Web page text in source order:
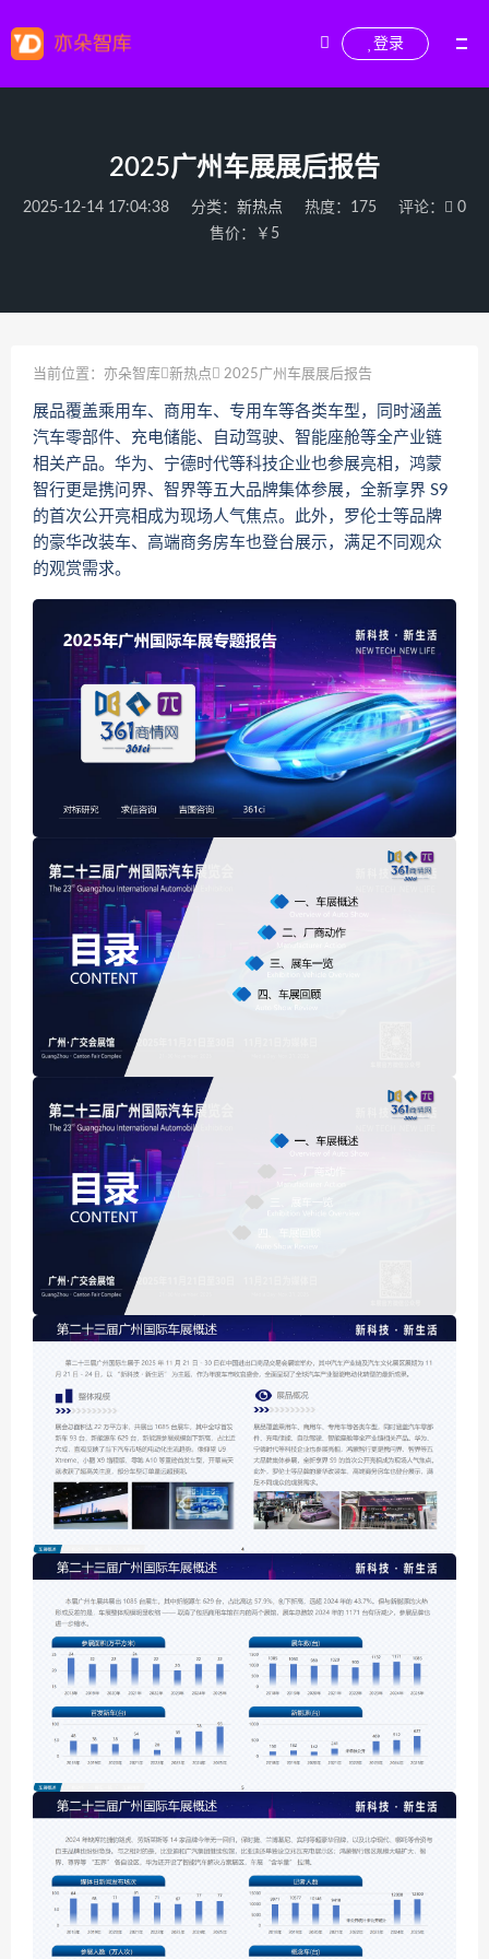
登录
2025广州车展展后报告
2025-12-14 17:04:38 分类： 新热点 热度：175 评论：
0
售价：￥5
当前位置： 亦朵智库 新热点 2025广州车展展后报告
展品覆盖乘用车、商用车、专用车等各类车型，同时涵盖
汽车零部件、充电储能、自动驾驶、智能座舱等全产业链
相关产品。华为、宁德时代等科技企业也参展亮相，鸿蒙
智行更是携问界、智界等五大品牌集体参展，全新享界 S9
的首次公开亮相成为现场人气焦点。此外，罗伦士等品牌
的豪华改装车、高端商务房车也登台展示，满足不同观众
的观赏需求。